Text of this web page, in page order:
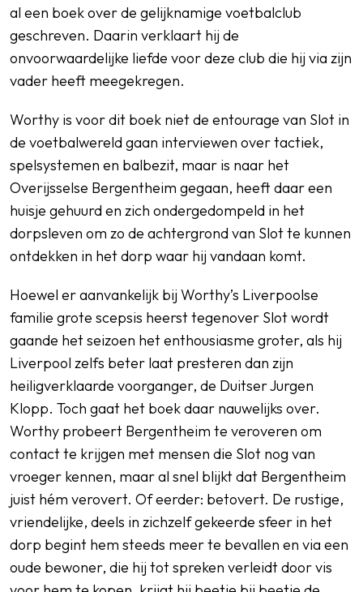
al een boek over de gelijknamige voetbalclub
geschreven. Daarin verklaart hij de
onvoorwaardelijke liefde voor deze club die hij via zijn
vader heeft meegekregen.
Worthy is voor dit boek niet de entourage van Slot in
de voetbalwereld gaan interviewen over tactiek,
spelsystemen en balbezit, maar is naar het
Overijsselse Bergentheim gegaan, heeft daar een
huisje gehuurd en zich ondergedompeld in het
dorpsleven om zo de achtergrond van Slot te kunnen
ontdekken in het dorp waar hij vandaan komt.
Hoewel er aanvankelijk bij Worthy’s Liverpoolse
familie grote scepsis heerst tegenover Slot wordt
gaande het seizoen het enthousiasme groter, als hij
Liverpool zelfs beter laat presteren dan zijn
heiligverklaarde voorganger, de Duitser Jurgen
Klopp. Toch gaat het boek daar nauwelijks over.
Worthy probeert Bergentheim te veroveren om
contact te krijgen met mensen die Slot nog van
vroeger kennen, maar al snel blijkt dat Bergentheim
juist hém verovert. Of eerder: betovert. De rustige,
vriendelijke, deels in zichzelf gekeerde sfeer in het
dorp begint hem steeds meer te bevallen en via een
oude bewoner, die hij tot spreken verleidt door vis